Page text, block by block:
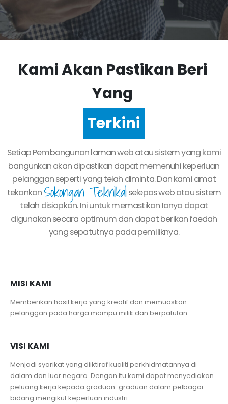
Kami Akan Pastikan Beri
Yang
Terkini
Setiap Pembangunan laman web atau sistem yang kami
bangunkan akan dipastikan dapat memenuhi keperluan
pelanggan seperti yang telah diminta. Dan kami amat
tekankanSokongan Teknikalselepas web atau sistem
telah disiapkan. Ini untuk memastikan Ianya dapat
digunakan secara optimum dan dapat berikan faedah
yang sepatutnya pada pemiliknya.
MISI KAMI
Memberikan hasil kerja yang kreatif dan memuaskan
pelanggan pada harga mampu milik dan berpatutan
VISI KAMI
Menjadi syarikat yang diiktiraf kualiti perkhidmatannya di
dalam dan luar negara. Dengan itu kami dapat menyediakan
peluang kerja kepada graduan-graduan dalam pelbagai
bidang mengikut keperluan industri.